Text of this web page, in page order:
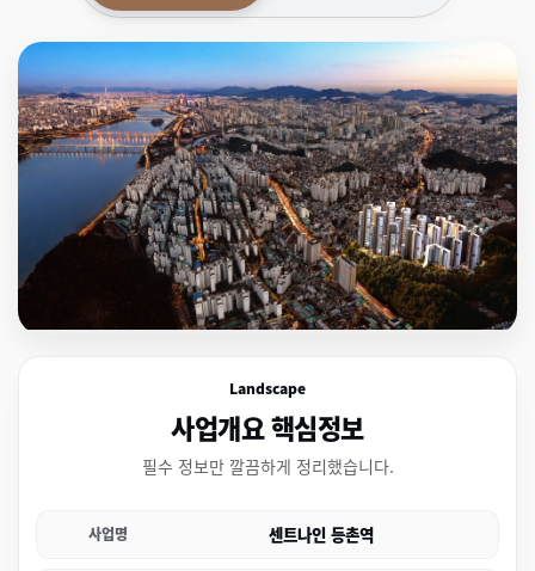
Landscape
사업개요 핵심정보
필수 정보만 깔끔하게 정리했습니다.
사업명 센트나인 등촌역